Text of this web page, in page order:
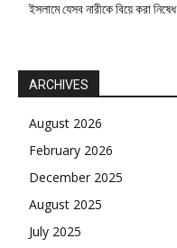
ইসলামে যেসব নারীকে বিয়ে করা নিষেধ
ARCHIVES
August 2026
February 2026
December 2025
August 2025
July 2025